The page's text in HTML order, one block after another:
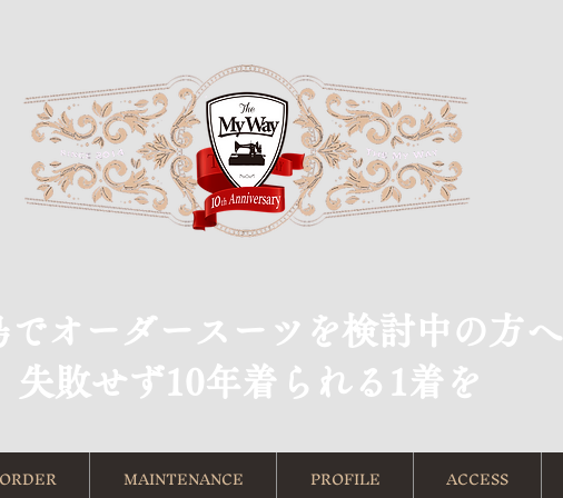
でオーダースーツを検討中の方へ
​失敗せず10年着られる1着を
ORDER MAINTENANCE PROFILE ACCESS